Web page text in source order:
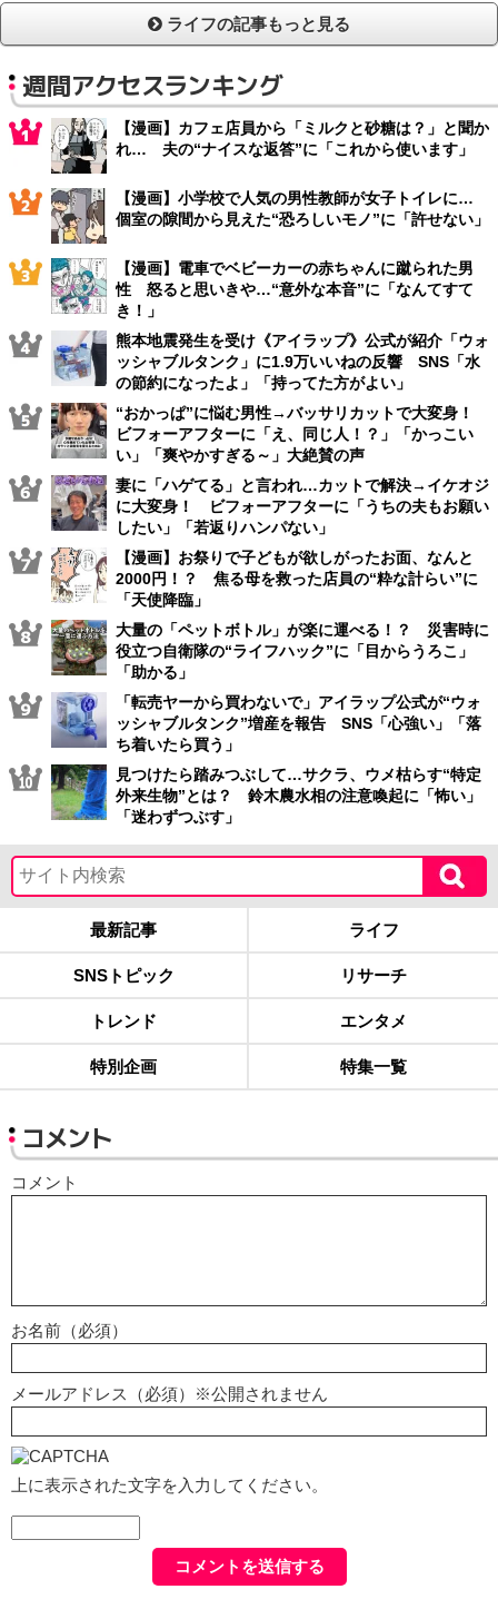
ライフの記事もっと見る
週間アクセスランキング
【漫画】カフェ店員から「ミルクと砂糖は？」と聞か
れ… 夫の“ナイスな返答”に「これから使います」
【漫画】小学校で人気の男性教師が女子トイレに…
個室の隙間から見えた“恐ろしいモノ”に「許せない」
【漫画】電車でベビーカーの赤ちゃんに蹴られた男
性 怒ると思いきや…“意外な本音”に「なんてすて
き！」
熊本地震発生を受け《アイラップ》公式が紹介「ウォ
ッシャブルタンク」に1.9万いいねの反響 SNS「水
の節約になったよ」「持ってた方がよい」
“おかっぱ”に悩む男性→バッサリカットで大変身！
ビフォーアフターに「え、同じ人！？」「かっこい
い」「爽やかすぎる～」大絶賛の声
妻に「ハゲてる」と言われ…カットで解決→イケオジ
に大変身！ ビフォーアフターに「うちの夫もお願い
したい」「若返りハンパない」
【漫画】お祭りで子どもが欲しがったお面、なんと
2000円！？ 焦る母を救った店員の“粋な計らい”に
「天使降臨」
大量の「ペットボトル」が楽に運べる！？ 災害時に
役立つ自衛隊の“ライフハック”に「目からうろこ」
「助かる」
「転売ヤーから買わないで」アイラップ公式が“ウォ
ッシャブルタンク”増産を報告 SNS「心強い」「落
ち着いたら買う」
見つけたら踏みつぶして…サクラ、ウメ枯らす“特定
外来生物”とは？ 鈴木農水相の注意喚起に「怖い」
「迷わずつぶす」
最新記事 ライフ
SNSトピック リサーチ
トレンド エンタメ
特別企画 特集一覧
コメント
コメント
お名前（必須）
メールアドレス（必須）※公開されません
上に表示された文字を入力してください。